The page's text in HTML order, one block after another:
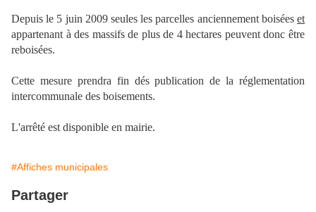
Depuis le 5 juin 2009 seules les parcelles anciennement boisées et
appartenant à des massifs de plus de 4 hectares peuvent donc être
reboisées.
Cette mesure prendra fin dés publication de la réglementation
intercommunale des boisements.
L'arrêté est disponible en mairie.
#Affiches municipales
Partager